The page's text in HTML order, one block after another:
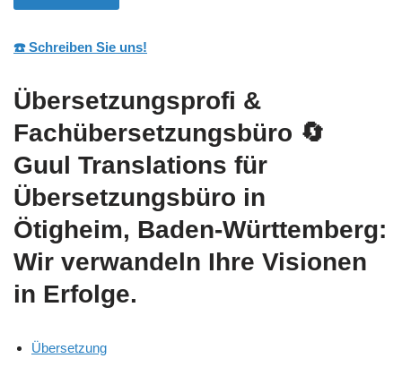
☎️ Schreiben Sie uns!
Übersetzungsprofi &
Fachübersetzungsbüro 🔄
Guul Translations für
Übersetzungsbüro in
Ötigheim, Baden-Württemberg:
Wir verwandeln Ihre Visionen
in Erfolge.
Übersetzung